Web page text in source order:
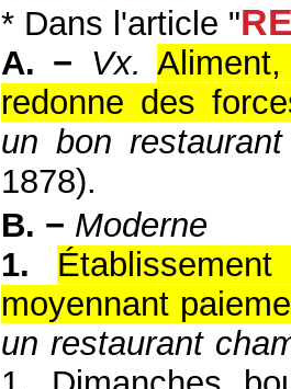
* Dans l'article "
A. − Vx.
redonne des
un bon
1878).
B. − Moderne
1.
moyennant
un restaurant